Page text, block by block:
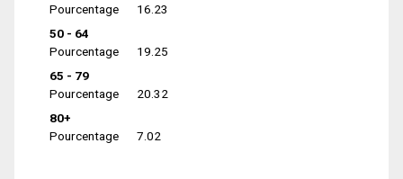
Pourcentage
16.23
50 - 64
Pourcentage
19.25
65 - 79
Pourcentage
20.32
80+
Pourcentage
7.02